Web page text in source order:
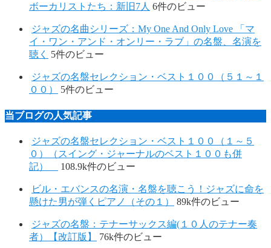
ボーカリストたち：新旧7人 6件のビュー
ジャズの名曲シリーズ：My One And Only Love 「マ
イ・ワン・アンド・オンリー・ラブ」の名盤、名演を
聴く
5件のビュー
ジャズの名盤セレクション・ベスト１００（５１～１
００）
5件のビュー
当ブログの人気記事
ジャズの名盤セレクション・ベスト１００（１～５
０）（スイング・ジャーナルのベスト１００も併
記）
108.9k件のビュー
ビル・エバンスの名演・名盤を聴こう！ジャズに命を
懸けた男が弾くピアノ（その１）
89k件のビュー
ジャズの名盤：テナーサックス編(１０人のテナー奏
者）【改訂版】
76k件のビュー